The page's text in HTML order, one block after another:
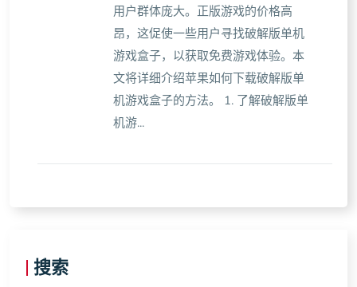
用户群体庞大。正版游戏的价格高
昂，这促使一些用户寻找破解版单机
游戏盒子，以获取免费游戏体验。本
文将详细介绍苹果如何下载破解版单
机游戏盒子的方法。 1. 了解破解版单
机游...
搜索